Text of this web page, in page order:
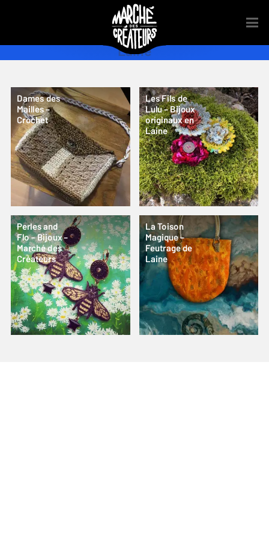
Laine
Dames des
Mailles –
Crochet
Les Fils de
Lulu – Bijoux
originaux en
Laine
Perles and
Flo – Bijoux –
Marché des
Créateurs
La Toison
Magique –
Feutrage de
Laine